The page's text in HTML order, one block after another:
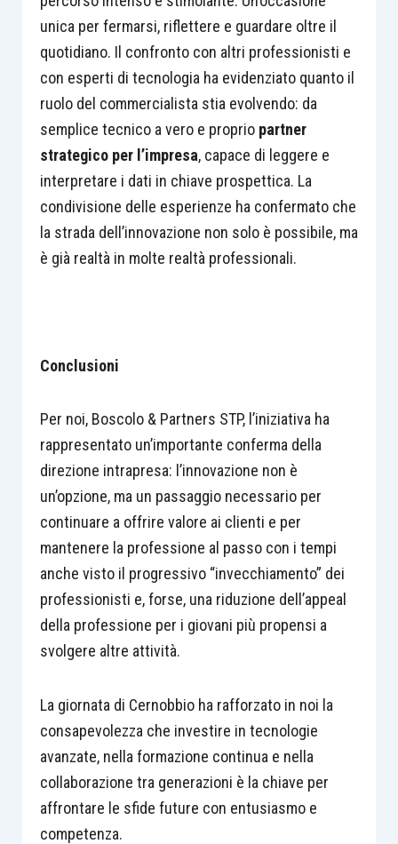
unica per fermarsi, riflettere e guardare oltre il
quotidiano. Il confronto con altri professionisti e
con esperti di tecnologia ha evidenziato quanto il
ruolo del commercialista stia evolvendo: da
semplice tecnico a vero e proprio partner
strategico per l’impresa, capace di leggere e
interpretare i dati in chiave prospettica. La
condivisione delle esperienze ha confermato che
la strada dell’innovazione non solo è possibile, ma
è già realtà in molte realtà professionali.
Conclusioni
Per noi, Boscolo & Partners STP, l’iniziativa ha
rappresentato un’importante conferma della
direzione intrapresa: l’innovazione non è
un’opzione, ma un passaggio necessario per
continuare a offrire valore ai clienti e per
mantenere la professione al passo con i tempi
anche visto il progressivo “invecchiamento” dei
professionisti e, forse, una riduzione dell’appeal
della professione per i giovani più propensi a
svolgere altre attività.
La giornata di Cernobbio ha rafforzato in noi la
consapevolezza che investire in tecnologie
avanzate, nella formazione continua e nella
collaborazione tra generazioni è la chiave per
affrontare le sfide future con entusiasmo e
competenza.